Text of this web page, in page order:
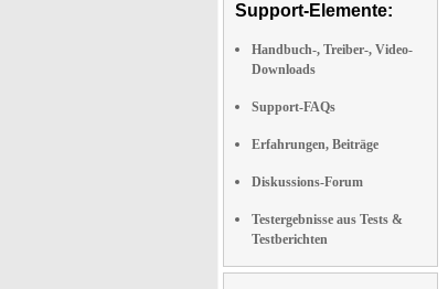
Support-Elemente:
Handbuch-, Treiber-, Video-
Downloads
Support-FAQs
Erfahrungen, Beiträge
Diskussions-Forum
Testergebnisse aus Tests &
Testberichten